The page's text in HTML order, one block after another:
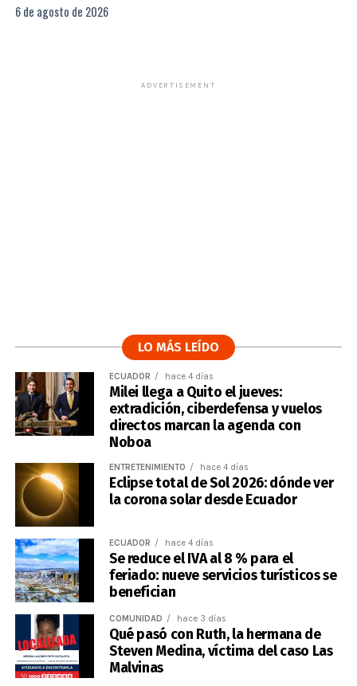
6 de agosto de 2026
ADVERTISEMENT
LO MÁS LEÍDO
ECUADOR hace 4 días
Milei llega a Quito el jueves:
extradición, ciberdefensa y vuelos
directos marcan la agenda con
Noboa
ENTRETENIMIENTO hace 4 días
Eclipse total de Sol 2026: dónde ver
la corona solar desde Ecuador
ECUADOR hace 4 días
Se reduce el IVA al 8 % para el
feriado: nueve servicios turísticos se
benefician
COMUNIDAD hace 3 días
Qué pasó con Ruth, la hermana de
Steven Medina, víctima del caso Las
Malvinas